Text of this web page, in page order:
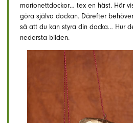
marionettdockor… tex en häst. Här
göra själva dockan. Därefter
så att du kan styra din docka… Hur
nedersta bilden.